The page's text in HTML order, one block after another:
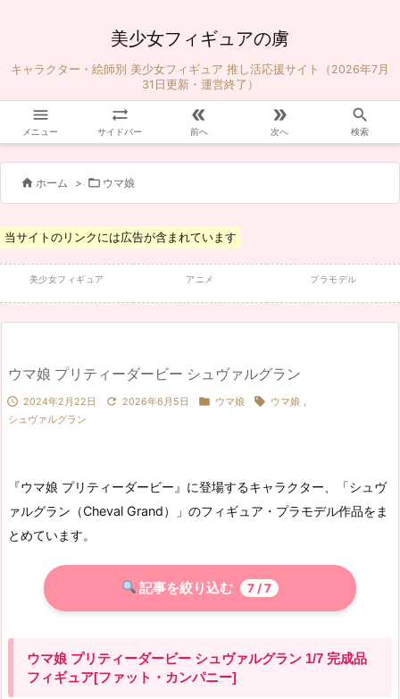
美少女フィギュアの虜
キャラクター・絵師別 美少女フィギュア 推し活応援サイト（2026年7月
31日更新・運営終了）

メニュー

サイドバー

前へ

次へ

検索
 ホーム >  ウマ娘
当サイトのリンクには広告が含まれています
美少女フィギュア アニメ プラモデル
ウマ娘 プリティーダービー シュヴァルグラン
 2024年2月22日  2026年6月5日  ウマ娘  ウマ娘 ,
シュヴァルグラン
『ウマ娘 プリティーダービー』に登場するキャラクター、「シュヴ
ァルグラン（Cheval Grand）」のフィギュア・プラモデル作品をま
とめています。
記事を絞り込む 7 / 7
ウマ娘 プリティーダービー シュヴァルグラン 1/7 完成品
フィギュア[ファット・カンパニー]